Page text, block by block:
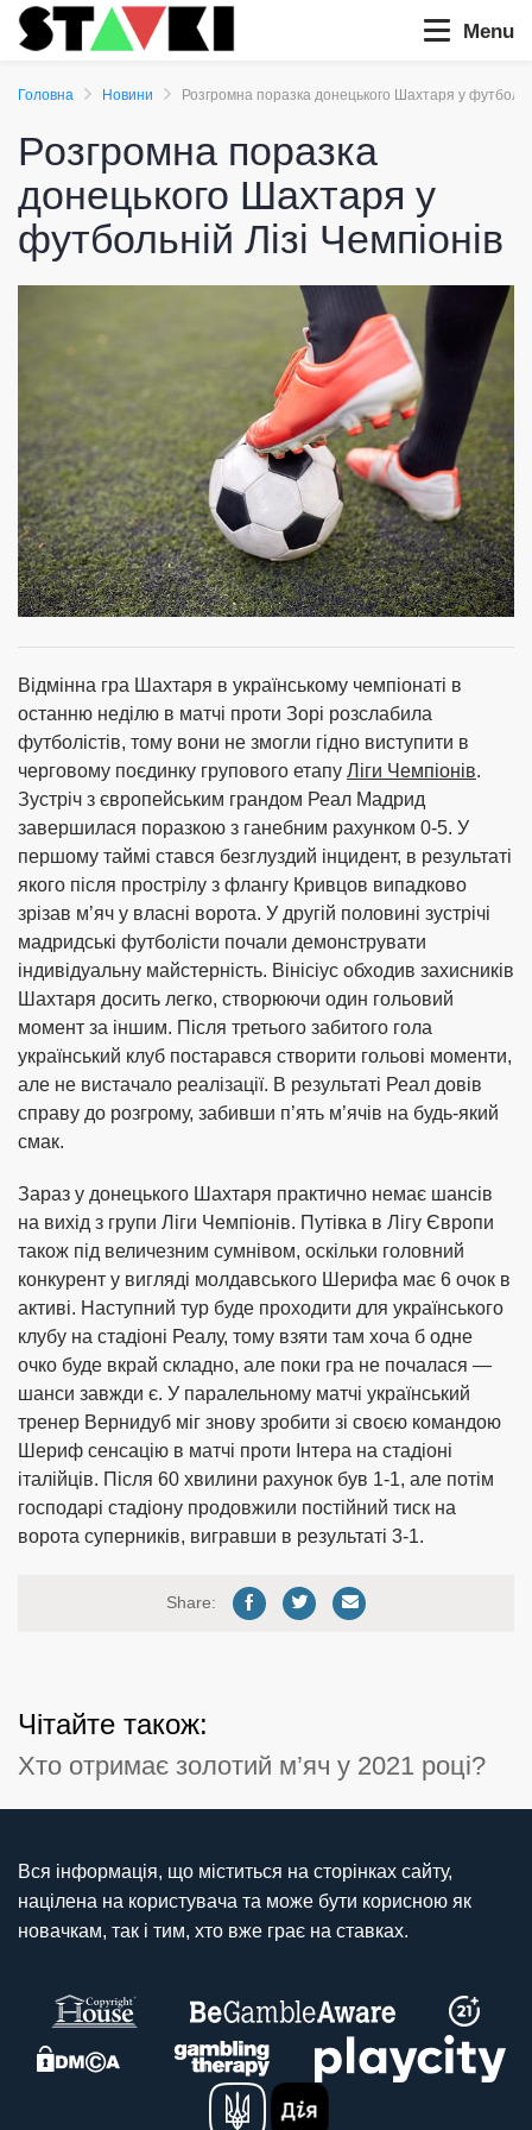
Menu
Головна Новини Розгромна поразка донецького Шахтаря у
Розгромна поразка
донецького Шахтаря у
футбольній Лізі Чемпіонів
Відмінна гра Шахтаря в українському чемпіонаті в
останню неділю в матчі проти Зорі розслабила
футболістів, тому вони не змогли гідно виступити в
черговому поєдинку групового етапу Ліги Чемпіонів.
Зустріч з європейським грандом Реал Мадрид
завершилася поразкою з ганебним рахунком 0-5. У
першому таймі стався безглуздий інцидент, в результаті
якого після прострілу з флангу Кривцов випадково
зрізав м’яч у власні ворота. У другій половині зустрічі
мадридські футболісти почали демонструвати
індивідуальну майстерність. Вінісіус обходив захисників
Шахтаря досить легко, створюючи один гольовий
момент за іншим. Після третього забитого гола
український клуб постарався створити гольові моменти,
але не вистачало реалізації. В результаті Реал довів
справу до розгрому, забивши п’ять м’ячів на будь-який
смак.
Зараз у донецького Шахтаря практично немає шансів
на вихід з групи Ліги Чемпіонів. Путівка в Лігу Європи
також під величезним сумнівом, оскільки головний
конкурент у вигляді молдавського Шерифа має 6 очок в
активі. Наступний тур буде проходити для українського
клубу на стадіоні Реалу, тому взяти там хоча б одне
очко буде вкрай складно, але поки гра не почалася —
шанси завжди є. У паралельному матчі український
тренер Вернидуб міг знову зробити зі своєю командою
Шериф сенсацію в матчі проти Інтера на стадіоні
італійців. Після 60 хвилини рахунок був 1-1, але потім
господарі стадіону продовжили постійний тиск на
ворота суперників, вигравши в результаті 3-1.
Share:
Чітайте також:
Хто отримає золотий м’яч у 2021 році?
Вся інформація, що міститься на сторінках сайту,
націлена на користувача та може бути корисною як
новачкам, так і тим, хто вже грає на ставках.